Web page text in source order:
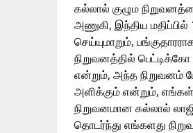
கல்லால் குழும
அணுகி, இந்திய
செய்யுமாறும்,
நிறுவனத்தில் பெட்டிக்கோ
என்றும், அந்த நிறுவனம்
அளிக்கும் என்றும், எங்கள்
நிறுவனமான கல்லால்
தொடர்ந்து எங்களது